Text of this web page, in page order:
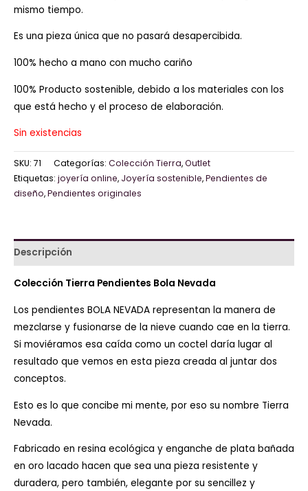
mismo tiempo.
Es una pieza única que no pasará desapercibida.
100% hecho a mano con mucho cariño
100% Producto sostenible, debido a los materiales con los
que está hecho y el proceso de elaboración.
Sin existencias
SKU: 71 Categorías: Colección Tierra,Outlet
Etiquetas: joyería online, Joyería sostenible,Pendientes de
diseño,Pendientes originales
Descripción
Colección Tierra Pendientes Bola Nevada
Los pendientes BOLA NEVADA representan la manera de
mezclarse y fusionarse de la nieve cuando cae en la tierra.
Si moviéramos esa caída como un coctel daría lugar al
resultado que vemos en esta pieza creada al juntar dos
conceptos.
Esto es lo que concibe mi mente, por eso su nombre Tierra
Nevada.
Fabricado en resina ecológica y enganche de plata bañada
en oro lacado hacen que sea una pieza resistente y
duradera, pero también, elegante por su sencillez y